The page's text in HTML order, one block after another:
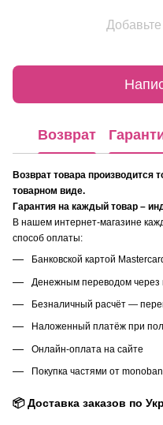
Возврат
Возврат товара производится
товарном виде.
Гарантия на каждый товар –
В нашем интернет-магазине
способ оплаты:
Банковской картой
Денежным переводом через
Безналичный расчёт —
Наложенный платёж при
Онлайн-оплата на сайте
Покупка частями от
📦 Доставка заказов по